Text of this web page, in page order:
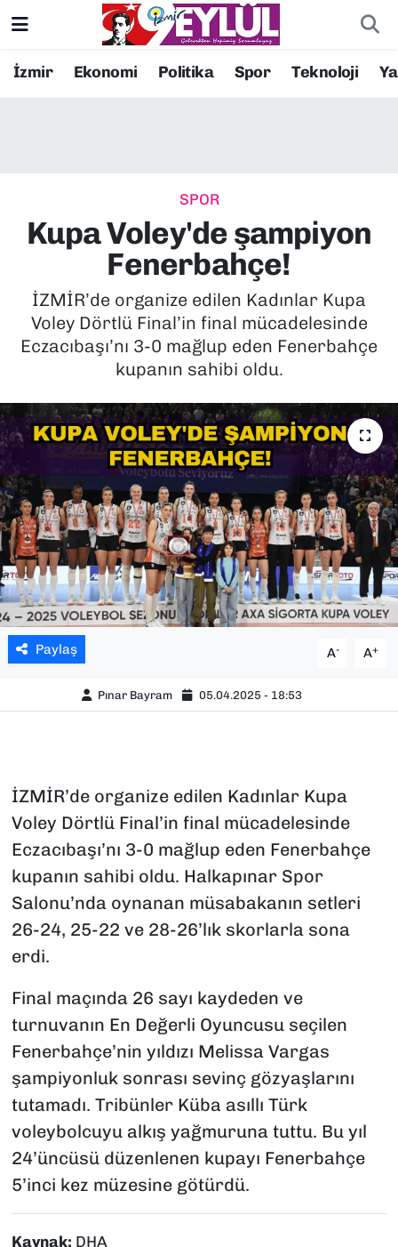
İzmir Ekonomi Politika Spor Teknoloji
SPOR
Kupa Voley'de şampiyon
Fenerbahçe!
İZMİR’de organize edilen Kadınlar Kupa
Voley Dörtlü Final’in final mücadelesinde
Eczacıbaşı’nı 3-0 mağlup eden Fenerbahçe
kupanın sahibi oldu.
Paylaş A- A+
Pınar Bayram 05.04.2025 - 18:53
İZMİR’de organize edilen Kadınlar Kupa
Voley Dörtlü Final’in final mücadelesinde
Eczacıbaşı’nı 3-0 mağlup eden Fenerbahçe
kupanın sahibi oldu. Halkapınar Spor
Salonu’nda oynanan müsabakanın setleri
26-24, 25-22 ve 28-26’lık skorlarla sona
erdi.
Final maçında 26 sayı kaydeden ve
turnuvanın En Değerli Oyuncusu seçilen
Fenerbahçe’nin yıldızı Melissa Vargas
şampiyonluk sonrası sevinç gözyaşlarını
tutamadı. Tribünler Küba asıllı Türk
voleybolcuyu alkış yağmuruna tuttu. Bu yıl
24’üncüsü düzenlenen kupayı Fenerbahçe
5’inci kez müzesine götürdü.
Kaynak: DHA
Resmi İlanlar
EKONOMİ
KÜLTÜR SANAT
MAGAZİN
SAĞLIK
SPOR
TEKNOLOJİ
YAŞAM
YEREL YÖNETİMLER
Konak Nöbetçi Eczaneler
Süper Lig Puan Durumu ve Fikstür
Tüm Manşetler
Son Dakika Haberleri
Haber Arşivi